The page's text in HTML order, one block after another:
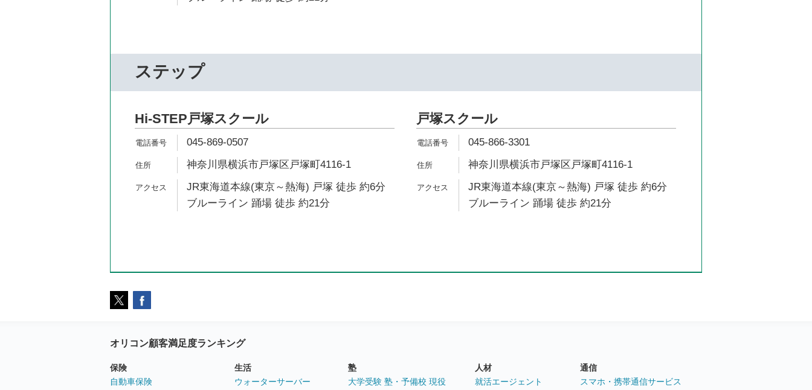
ステップ
Hi-STEP戸塚スクール
045-869-0507
神奈川県横浜市戸塚区戸塚町4116-1
JR東海道本線(東京～熱海) 戸塚 徒歩 約6分
ブルーライン 踊場 徒歩 約21分
戸塚スクール
045-866-3301
神奈川県横浜市戸塚区戸塚町4116-1
JR東海道本線(東京～熱海) 戸塚 徒歩 約6分
ブルーライン 踊場 徒歩 約21分
オリコン顧客満足度ランキング
保険
自動車保険
生活
ウォーターサーバー
塾
大学受験 塾・予備校 現役
人材
就活エージェント
通信
スマホ・携帯通信サービス